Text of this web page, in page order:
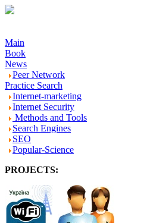
Main
Book
News
Peer Network
Practice Search
Internet-marketing
Internet Security
Methods and Tools
Search Engines
SEO
Popular-Science
PROJECTS: